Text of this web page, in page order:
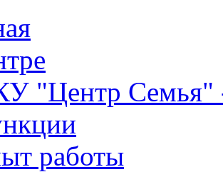
"Центр Семья"
работы